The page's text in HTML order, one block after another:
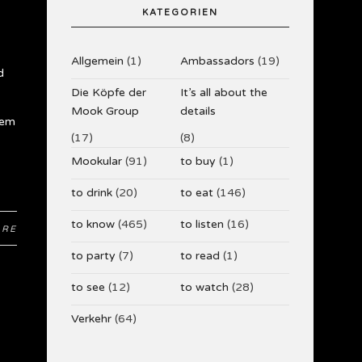
KATEGORIEN
Allgemein (1) Ambassadors (19)
Die Köpfe der
Mook Group
(17)
It’s all about the
details
(8)
Mookular(91) to buy (1)
to drink(20) to eat(146)
to know(465) to listen (16)
to party (7) to read (1)
to see (12) to watch (28)
Verkehr(64)